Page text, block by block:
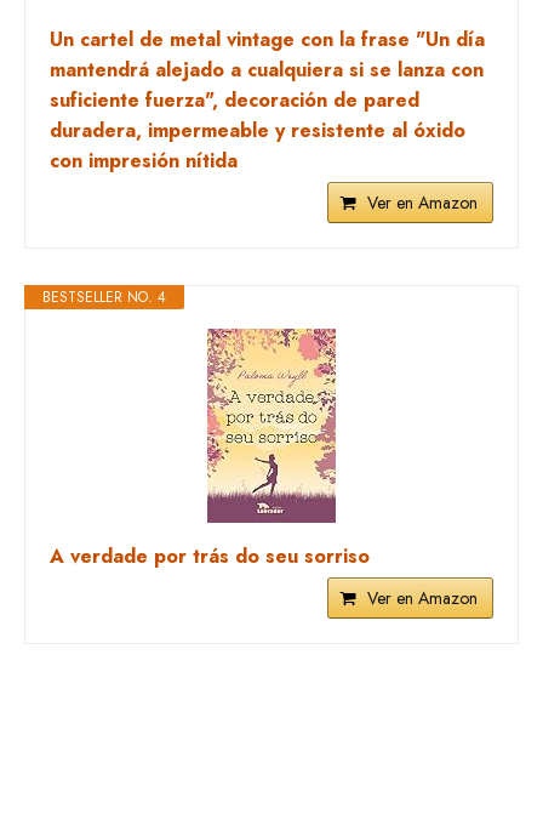
Un cartel de metal vintage con la frase "Un día
mantendrá alejado a cualquiera si se lanza con
suficiente fuerza", decoración de pared
duradera, impermeable y resistente al óxido
con impresión nítida
Ver en Amazon
BESTSELLER NO. 4
A verdade por trás do seu sorriso
Ver en Amazon